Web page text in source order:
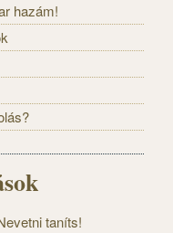
hazám!
taníts!